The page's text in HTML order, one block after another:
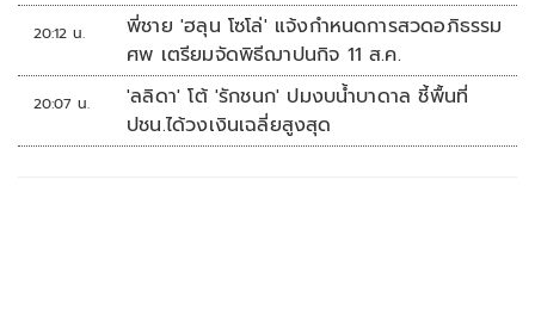
20:12 น.
พี่ชาย 'ฮลุน โซโล่' แจ้งกำหนดการสวดอภิธรรม
ศพ เตรียมจัดพิธีฌาปนกิจ 11 ส.ค.
20:07 น.
'ลลิดา' โต้ 'รักชนก' ปมงบน้ำบาดาล ชี้พื้นที่
ปชน.ได้วงเงินเฉลี่ยสูงสุด